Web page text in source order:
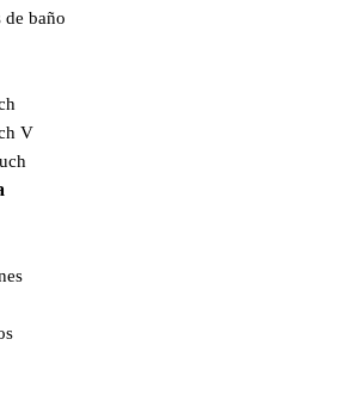
de baño
V